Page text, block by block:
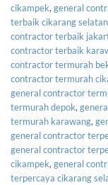
cikampek, general
terbaik cikarang selatan
contractor terbaik
contractor terbaik
contractor termurah
contractor termurah
general contractor
termurah depok,
termurah karawang,
general contractor
general contractor
cikampek, general
terpercaya cikarang